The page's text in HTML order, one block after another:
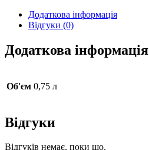
Додаткова інформація
Відгуки (0)
Додаткова інформація
Об'єм 0,75 л
Відгуки
Відгуків немає, поки що.